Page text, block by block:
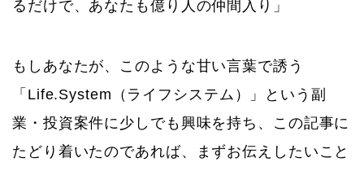
るだけで、あなたも億り人の仲間入り」
もしあなたが、このような甘い言葉で誘う
「Life.System（ライフシステム）」という副
業・投資案件に少しでも興味を持ち、この記事に
たどり着いたのであれば、まずお伝えしたいこと